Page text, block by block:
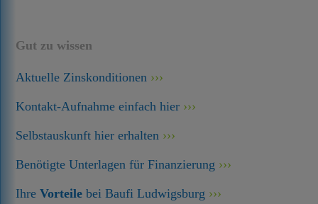
Gut zu wissen
Aktuelle Zinskonditionen
Kontakt-Aufnahme einfach hier
Selbstauskunft hier erhalten
Benötigte Unterlagen für Finanzierung
IhreVorteile bei Baufi Ludwigsburg